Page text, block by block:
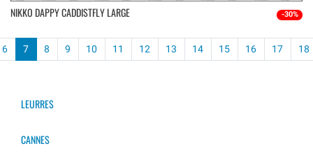
NIKKO DAPPY CADDISTFLY LARGE -30%
6 7 8 9 10 11 12 13 14 15 16 17 18
LEURRES
CANNES